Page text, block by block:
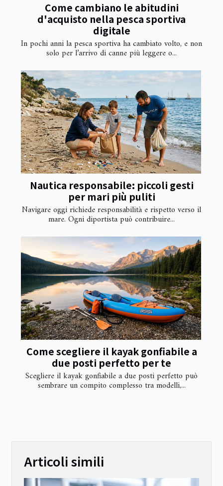
Come cambiano le abitudini
d'acquisto nella pesca sportiva
digitale
In pochi anni la pesca sportiva ha cambiato volto, e non
solo per l’arrivo di canne più leggere o...
Nautica responsabile: piccoli gesti
per mari più puliti
Navigare oggi richiede responsabilità e rispetto verso il
mare. Ogni diportista può contribuire...
Come scegliere il kayak gonfiabile a
due posti perfetto per te
Scegliere il kayak gonfiabile a due posti perfetto può
sembrare un compito complesso tra modelli,...
Articoli simili